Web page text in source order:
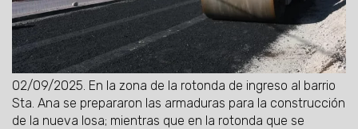
02/09/2025. En la zona de la rotonda de ingreso al barrio
Sta. Ana se prepararon las armaduras para la construcción
de la nueva losa; mientras que en la rotonda que se